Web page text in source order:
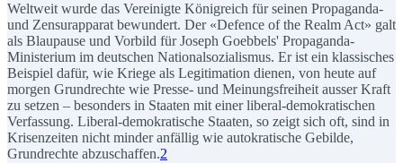
Weltweit wurde das Vereinigte Königreich für seinen Propaganda-
und Zensurapparat bewundert. Der «Defence of the Realm Act» galt
als Blaupause und Vorbild für Joseph Goebbels' Propaganda-
Ministerium im deutschen Nationalsozialismus. Er ist ein klassisches
Beispiel dafür, wie Kriege als Legitimation dienen, von heute auf
morgen Grundrechte wie Presse- und Meinungsfreiheit ausser Kraft
zu setzen – besonders in Staaten mit einer liberal-demokratischen
Verfassung. Liberal-demokratische Staaten, so zeigt sich oft, sind in
Krisenzeiten nicht minder anfällig wie autokratische Gebilde,
Grundrechte abzuschaffen.2